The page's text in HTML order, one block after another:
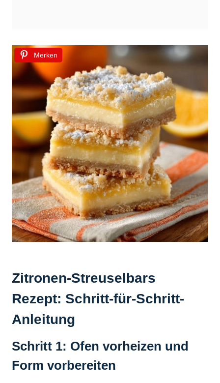
Merken
Zitronen-Streuselbars
Rezept: Schritt-für-Schritt-
Anleitung
Schritt 1: Ofen vorheizen und
Form vorbereiten